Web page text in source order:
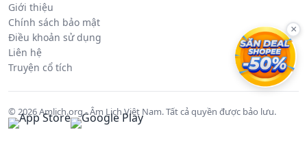
Giới thiệu
Chính sách bảo mật
Điều khoản sử dụng
Liên hệ
Truyện cổ tích
© 2026 Amlich.org - Âm Lịch Việt Nam. Tất cả quyền được bảo lưu.
×